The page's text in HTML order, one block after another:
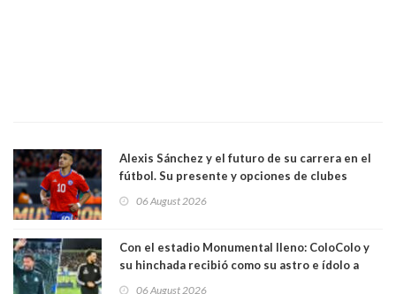
Alexis Sánchez y el futuro de su carrera en el
fútbol. Su presente y opciones de clubes
06 August 2026
Con el estadio Monumental lleno: ColoColo y
su hinchada recibió como su astro e ídolo a
06 August 2026